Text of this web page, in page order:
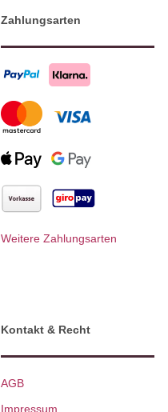
Zahlungsarten
Weitere Zahlungsarten
Kontakt & Recht
AGB
Impressum